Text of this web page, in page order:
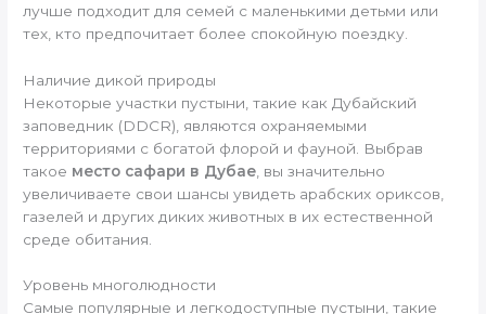
лучше подходит для семей с маленькими детьми или
тех, кто предпочитает более спокойную поездку.
Наличие дикой природы
Некоторые участки пустыни, такие как Дубайский
заповедник (DDCR), являются охраняемыми
территориями с богатой флорой и фауной. Выбрав
такое место сафари в Дубае , вы значительно
увеличиваете свои шансы увидеть арабских ориксов,
газелей и других диких животных в их естественной
среде обитания.
Уровень многолюдности
Самые популярные и легкодоступные пустыни, такие